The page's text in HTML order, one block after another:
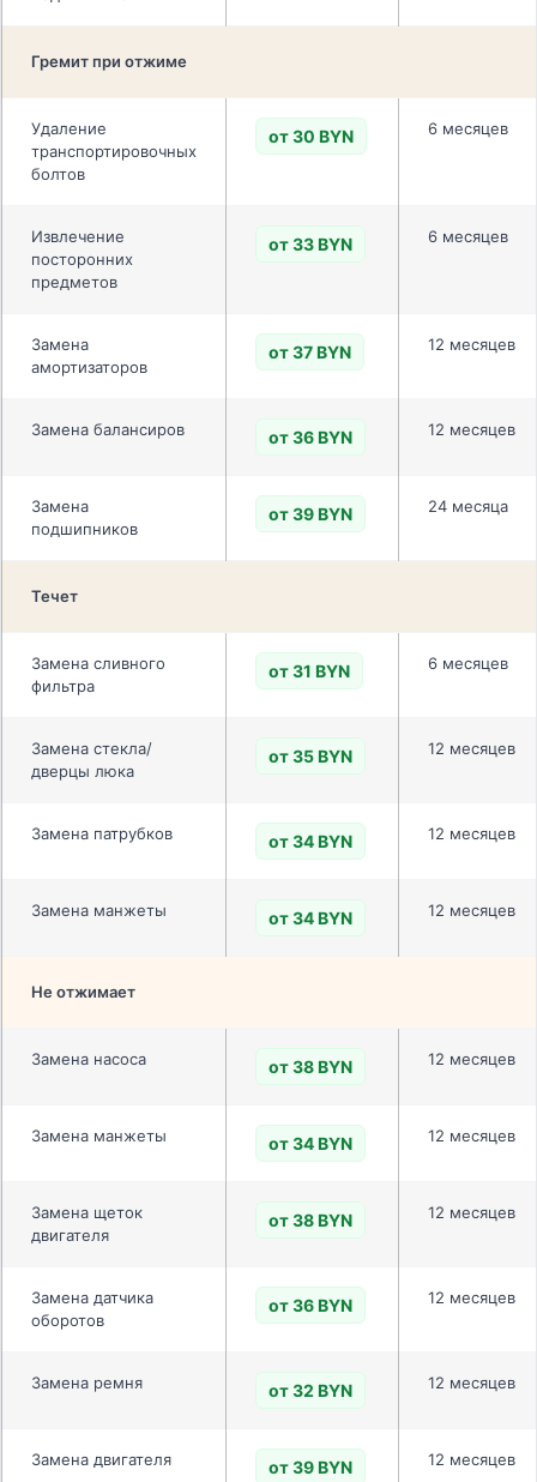
Гремит при отжиме
Удаление
транспортировочных
болтов
от 30 BYN 6 месяцев
Извлечение
посторонних
предметов
от 33 BYN 6 месяцев
Замена
амортизаторов
от 37 BYN 12 месяцев
Замена балансиров от 36 BYN 12 месяцев
Замена
подшипников
от 39 BYN 24 месяца
Течет
Замена сливного
фильтра
от 31 BYN 6 месяцев
Замена стекла/
дверцы люка
от 35 BYN 12 месяцев
Замена патрубков от 34 BYN 12 месяцев
Замена манжеты от 34 BYN 12 месяцев
Не отжимает
Замена насоса от 38 BYN 12 месяцев
Замена манжеты от 34 BYN 12 месяцев
Замена щеток
двигателя
от 38 BYN 12 месяцев
Замена датчика
оборотов
от 36 BYN 12 месяцев
Замена ремня от 32 BYN 12 месяцев
Замена двигателя от 39 BYN 12 месяцев